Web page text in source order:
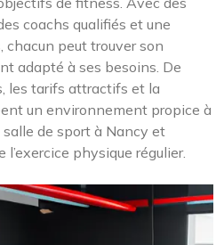
coachs qualifiés et une
chacun peut trouver son
adapté à ses besoins. De
les tarifs attractifs et la
un environnement propice à
salle de sport à Nancy et
physique régulier.